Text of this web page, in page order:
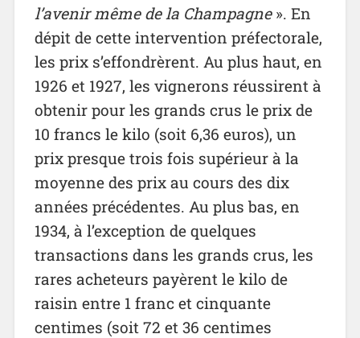
l’avenir même de la Champagne». En
dépit de cette intervention préfectorale,
les prix s’effondrèrent. Au plus haut, en
1926 et 1927, les vignerons réussirent à
obtenir pour les grands crus le prix de
10 francs le kilo (soit 6,36 euros), un
prix presque trois fois supérieur à la
moyenne des prix au cours des dix
années précédentes. Au plus bas, en
1934, à l’exception de quelques
transactions dans les grands crus, les
rares acheteurs payèrent le kilo de
raisin entre 1 franc et cinquante
centimes (soit 72 et 36 centimes